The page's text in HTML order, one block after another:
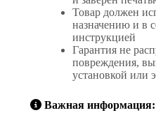
Товар должен
назначению и в
инструкцией
Гарантия не
повреждения,
установкой или
Важная информация: